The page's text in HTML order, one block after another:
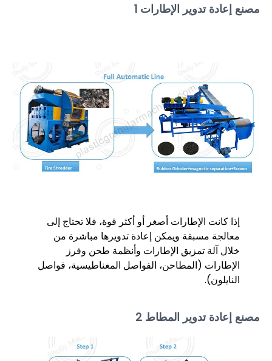
مصنع إعادة تدوير الإطارات 1
إذا كانت الإطارات أصغر أو أكثر قوة، فلا تحتاج إلى
معالجة مسبقة ويمكن إعادة تدويرها مباشرة من
خلال آلة تمزيق الإطارات وأنظمة طحن وفرز
الإطارات (المطاحن، الفواصل المغناطيسية، فواصل
النايلون).
مصنع إعادة تدوير المطاط 2